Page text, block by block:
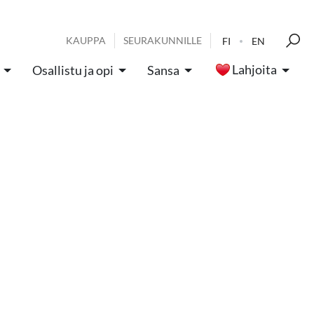
KAUPPA SEURAKUNNILLE FI EN
Osallistu ja opi Sansa Lahjoita